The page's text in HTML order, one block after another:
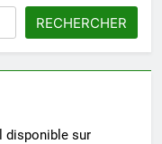
RECHERCHER
disponible sur